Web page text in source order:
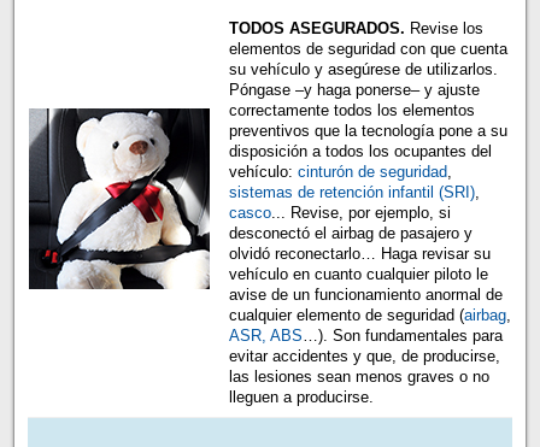
TODOS ASEGURADOS. Revise los
elementos de seguridad con que cuenta
su vehículo y asegúrese de utilizarlos.
Póngase –y haga ponerse– y ajuste
correctamente todos los elementos
preventivos que la tecnología pone a su
disposición a todos los ocupantes del
vehículo: cinturón de seguridad,
sistemas de retención infantil (SRI),
casco... Revise, por ejemplo, si
desconectó el airbag de pasajero y
olvidó reconectarlo… Haga revisar su
vehículo en cuanto cualquier piloto le
avise de un funcionamiento anormal de
cualquier elemento de seguridad (airbag,
ASR, ABS…). Son fundamentales para
evitar accidentes y que, de producirse,
las lesiones sean menos graves o no
lleguen a producirse.